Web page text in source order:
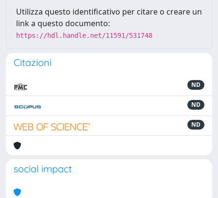
Utilizza questo identificativo per citare o creare un
link a questo documento:
https://hdl.handle.net/11591/531748
Citazioni
ND
ND
ND
social impact